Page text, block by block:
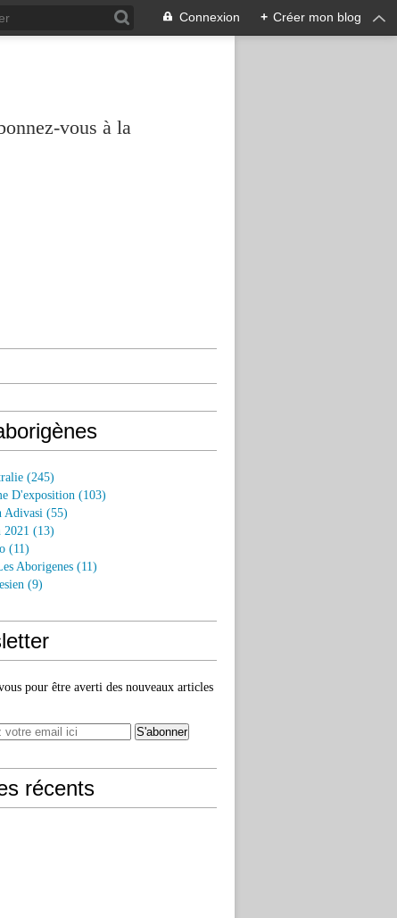
Connexion + Créer mon blog
vous à la
(245)
D'exposition (103)
Adivasi (55)
2021 (13)
(11)
Aborigenes (11)
(9)
pour être averti des nouveaux articles
récents